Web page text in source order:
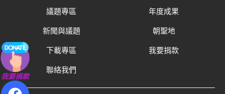
我要捐款
議題專區 年度成果
新聞與議題 朝聖地
下載專區 我要捐款
聯絡我們